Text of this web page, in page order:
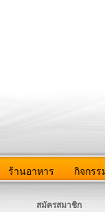
ร้านอาหาร กิจกรร
สมัครสมาชิก